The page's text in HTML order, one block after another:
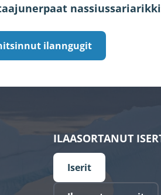
ilanngugit
ILAASORTANUT
Iserit